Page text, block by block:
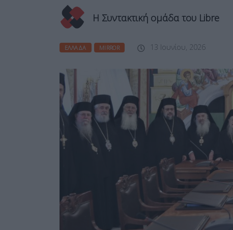
Η Συντακτική ομάδα του Libre
ΕΛΛΆΔΑ MIRROR 13 Ιουνίου, 2026